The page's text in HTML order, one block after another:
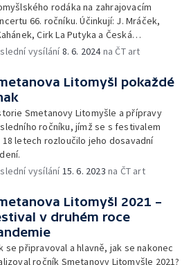
rodáka na zahrajovacím
66. ročníku. Účinkují: J. Mráček,
Cirk La Putyka a Česká
řízená J. Hrůšou.
vysílání8. 6. 2024na ČT art
Litomyšl pokaždé
Smetanovy Litomyšle a přípravy
ročníku, jímž se s festivalem
18 letech rozloučilo jeho dosavadní
vysílání15. 6. 2023 na ČT art
Litomyšl 2021 –
v druhém roce
se připravoval a hlavně, jak se nakonec
ročník Smetanovy Litomyšle 2021?